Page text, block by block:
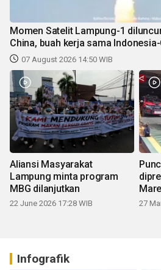
Momen Satelit Lampung-1
China, buah kerja sama
07 August 2026 14:50 WIB
Aliansi Masyarakat
Lampung minta program
MBG dilanjutkan
22 June 2026 17:28 WIB 27
Infografik